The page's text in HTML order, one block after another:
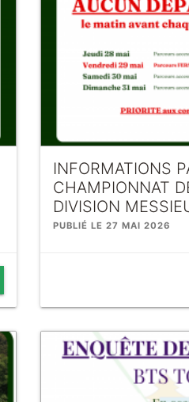
INFORMATIONS
CHAMPIONNAT
DIVISION
PUBLIÉ LE 27 MAI 2026